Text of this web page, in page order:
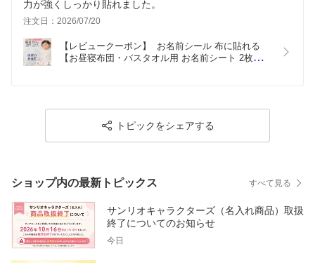
力が強くしっかり貼れました。
注文日：2026/07/20
【レビュークーポン】  お名前シール 布に貼れる
【お昼寝布団・バスタオル用 お名前シート 2枚組 4
トピックをシェアする
ショップ内の最新トピックス すべて見る
サンリオキャラクターズ（名入れ商品）取扱
終了についてのお知らせ
今日